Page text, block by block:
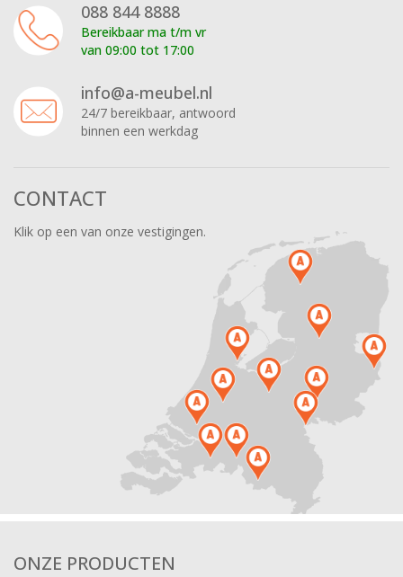
088 844 8888
Bereikbaar ma t/m vr
van 09:00 tot 17:00
info@a-meubel.nl
24/7 bereikbaar, antwoord
binnen een werkdag
CONTACT
Klik op een van onze vestigingen.
ONZE PRODUCTEN